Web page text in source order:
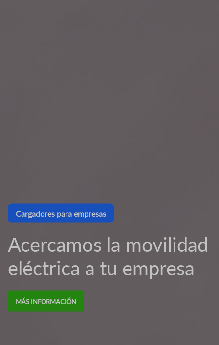
Cargadores para empresas
Acercamos la movilidad
eléctrica a tu empresa
MÁS INFORMACIÓN